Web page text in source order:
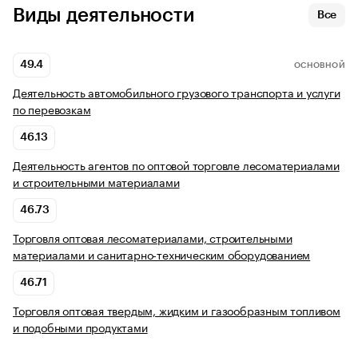
Виды деятельности Все
49.4 ОСНОВНОЙ
Деятельность автомобильного грузового транспорта и услуги
по перевозкам
46.13
Деятельность агентов по оптовой торговле лесоматериалами
и строительными материалами
46.73
Торговля оптовая лесоматериалами, строительными
материалами и санитарно-техническим оборудованием
46.71
Торговля оптовая твердым, жидким и газообразным топливом
и подобными продуктами